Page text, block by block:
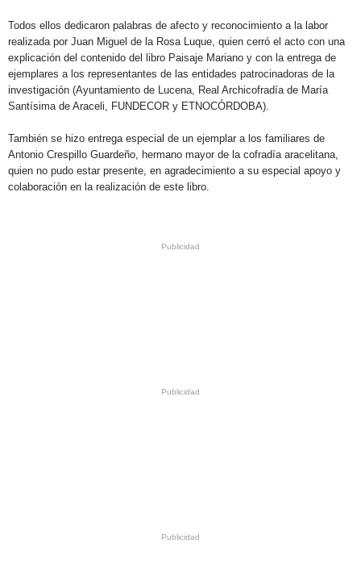
Todos ellos dedicaron palabras de afecto y reconocimiento a la labor
realizada por Juan Miguel de la Rosa Luque, quien cerró el acto con una
explicación del contenido del libro Paisaje Mariano y con la entrega de
ejemplares a los representantes de las entidades patrocinadoras de la
investigación (Ayuntamiento de Lucena, Real Archicofradía de María
Santísima de Araceli, FUNDECOR y ETNOCÓRDOBA).
También se hizo entrega especial de un ejemplar a los familiares de
Antonio Crespillo Guardeño, hermano mayor de la cofradía aracelitana,
quien no pudo estar presente, en agradecimiento a su especial apoyo y
colaboración en la realización de este libro.